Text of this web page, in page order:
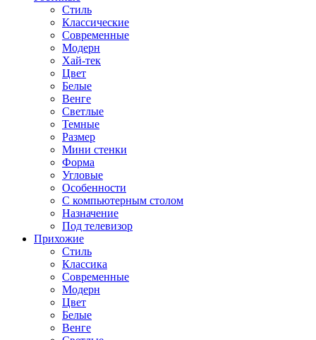
Стиль
Классические
Современные
Модерн
Хай-тек
Цвет
Белые
Венге
Светлые
Темные
Размер
Мини стенки
Форма
Угловые
Особенности
С компьютерным столом
Назначение
Под телевизор
Прихожие
Стиль
Классика
Современные
Модерн
Цвет
Белые
Венге